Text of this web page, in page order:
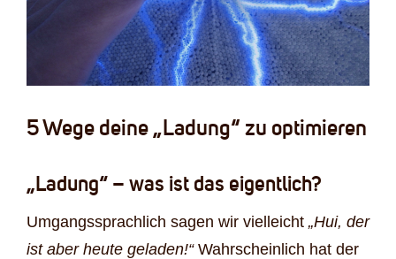
5 Wege deine „Ladung“ zu optimieren
„Ladung“ – was ist das eigentlich?
Umgangssprachlich sagen wir vielleicht „Hui, der
ist aber heute geladen!“Wahrscheinlich hat der